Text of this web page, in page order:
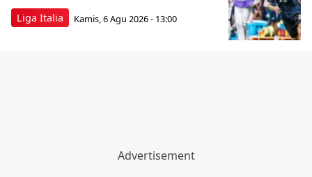
Liga Italia Kamis, 6 Agu 2026 - 13:00